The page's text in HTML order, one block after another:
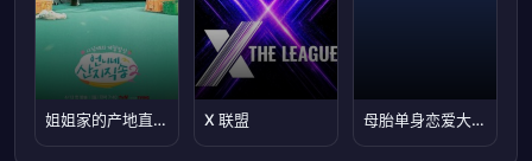
姐姐家的产地直送2 X 联盟 母胎单身恋爱大作战第二季